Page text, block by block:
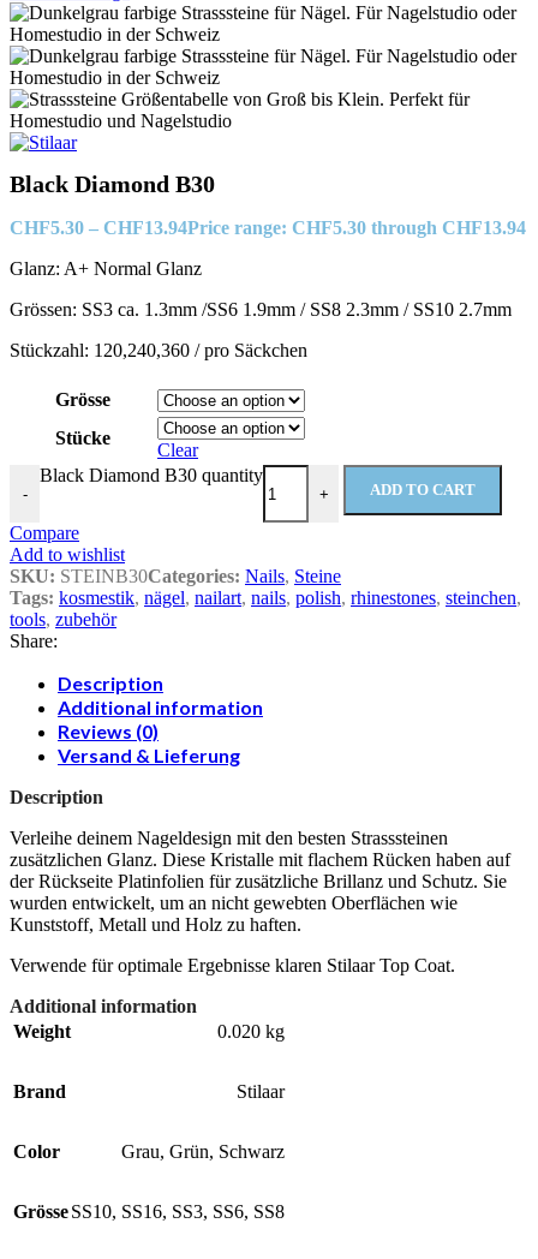
Black Diamond B30
CHF5.30 – CHF13.94Price range: CHF5.30 through CHF13.94
Glanz: A+ Normal Glanz
Grössen: SS3 ca. 1.3mm /SS6 1.9mm / SS8 2.3mm / SS10 2.7mm
Stückzahl: 120,240,360 / pro Säckchen
Grösse
Stücke
Clear
-
Black Diamond B30 quantity
+ ADD TO CART
Compare
Add to wishlist
SKU: STEINB30Categories: Nails, Steine
Tags: kosmestik, nägel, nailart, nails, polish, rhinestones, steinchen,
tools, zubehör
Share:
Description
Additional information
Reviews (0)
Versand & Lieferung
Description
Verleihe deinem Nageldesign mit den besten Strasssteinen
zusätzlichen Glanz. Diese Kristalle mit flachem Rücken haben auf
der Rückseite Platinfolien für zusätzliche Brillanz und Schutz. Sie
wurden entwickelt, um an nicht gewebten Oberflächen wie
Kunststoff, Metall und Holz zu haften.
Verwende für optimale Ergebnisse klaren Stilaar Top Coat.
Additional information
Weight
0.020 kg
Brand Stilaar
Color Grau, Grün, Schwarz
GrösseSS10, SS16, SS3, SS6, SS8